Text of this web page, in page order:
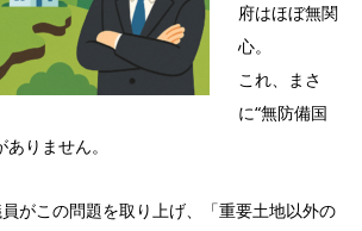
府はほぼ無関
心。
これ、まさ
に“無防備国
りません。
がこの問題を取り上げ、「重要土地以外の